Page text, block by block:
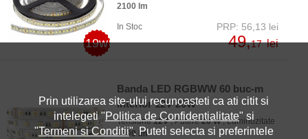
19w
2100 lm
In Stoc PRP: 56,13 lei
49,17 lei
Banda LED RGBWW 60 buc-m
interior 12V 20W
Tensiune12V, Putere20 W, Luminozitate
1600 lm
Prin utilizarea site-ului recunoasteti ca ati citit si
intelegeti "Politica de Confidentialitate" si
"Termeni si Conditii". Puteti selecta si preferintele